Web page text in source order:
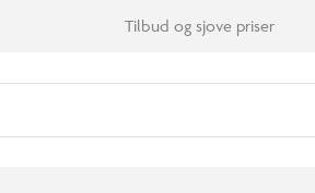
Tilbud og sjove priser